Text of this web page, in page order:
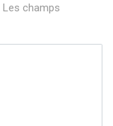
Les champs